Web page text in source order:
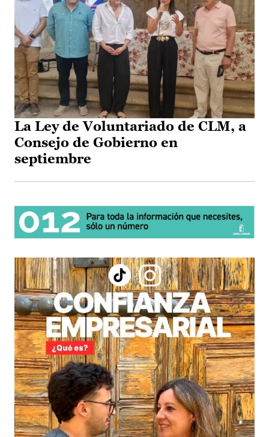
La Ley de Voluntariado de CLM, a
Consejo de Gobierno en
septiembre